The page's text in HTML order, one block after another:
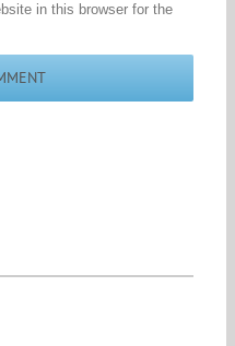
in this browser for the